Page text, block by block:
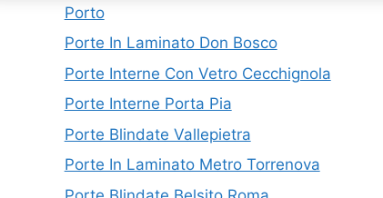
Porto
Porte In Laminato Don Bosco
Porte Interne Con Vetro Cecchignola
Porte Interne Porta Pia
Porte Blindate Vallepietra
Porte In Laminato Metro Torrenova